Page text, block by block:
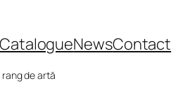
CatalogueNewsContact
rang de artă